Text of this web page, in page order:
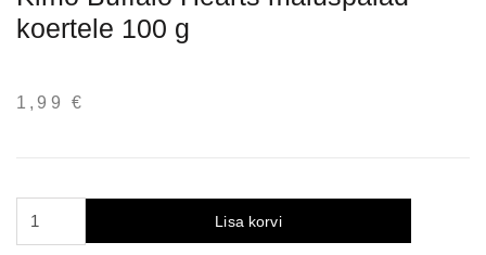
koertele 100 g
1,99 €
Lisa korvi